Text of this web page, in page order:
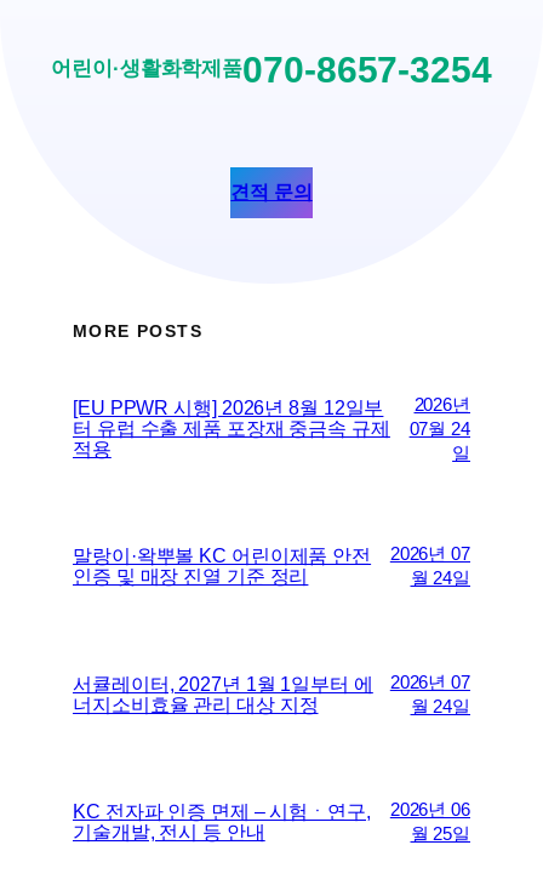
어린이·생활화학제품070-8657-3254
견적 문의
MORE POSTS
[EU PPWR 시행] 2026년 8월 12일부
터 유럽 수출 제품 포장재 중금속 규제
적용
2026년
07월 24
일
말랑이·왁뿌볼 KC 어린이제품 안전
인증 및 매장 진열 기준 정리
2026년 07
월 24일
서큘레이터, 2027년 1월 1일부터 에
너지소비효율 관리 대상 지정
2026년 07
월 24일
KC 전자파 인증 면제 – 시험ㆍ연구,
기술개발, 전시 등 안내
2026년 06
월 25일